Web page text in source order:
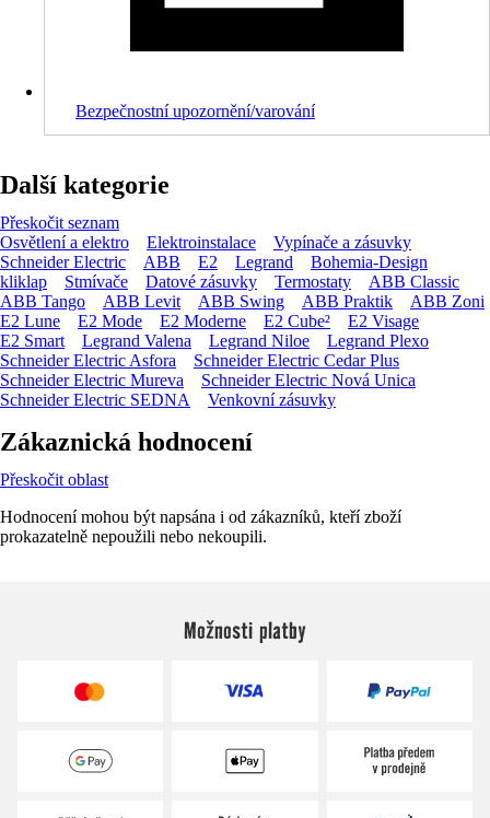
Bezpečnostní upozornění/varování
Další kategorie
Přeskočit seznam
Osvětlení a elektro
Elektroinstalace
Vypínače a zásuvky
Schneider Electric
ABB E2 Legrand
Bohemia-Design
kliklap
Stmívače Datové zásuvky Termostaty
ABB Classic
ABB Tango
ABB Levit ABB Swing ABB Praktik
ABB Zoni
E2 Lune
E2 Mode E2 Moderne E2 Cube²
E2 Visage
E2 Smart
Legrand Valena Legrand Niloe
Legrand Plexo
Schneider Electric Asfora
Schneider Electric Cedar Plus
Schneider Electric Mureva
Schneider Electric Nová Unica
Schneider Electric SEDNA
Venkovní zásuvky
Zákaznická hodnocení
Přeskočit oblast
Hodnocení mohou být napsána i od zákazníků, kteří zboží
prokazatelně nepoužili nebo nekoupili.
Možnosti platby